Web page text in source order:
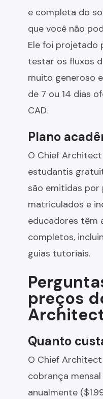
e completa do
que você não
Ele foi projetado
testar os fluxos
muito generoso
de 7 ou 14 dias
CAD.
Plano
O Chief
estudantis
são emitidas por
matriculados e
educadores têm
completos,
guias tutoriais.
preços
Quanto
O Chief
cobrança
anualmente